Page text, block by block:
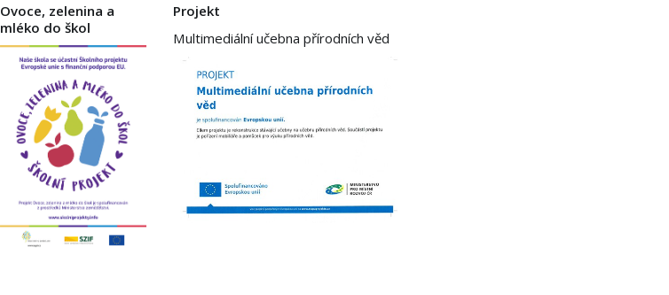
Ovoce, zelenina a
mléko do škol
Projekt
Multimediální učebna přírodních věd